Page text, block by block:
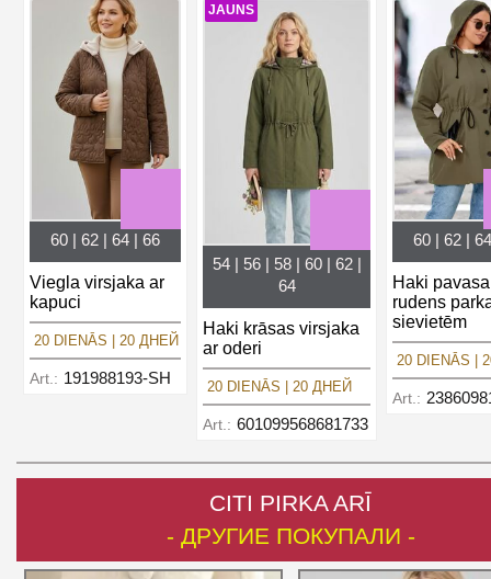
60 | 62 | 64 | 66
Viegla virsjaka ar
kapuci
20 DIENĀS | 20 ДНЕЙ
Art.: 191988193-SH
JAUNS
54 | 56 | 58 | 60 | 62 |
64
Haki krāsas virsjaka
ar oderi
20 DIENĀS | 20 ДНЕЙ
Art.: 601099568681733
60 | 62 |
Haki
rudens
sievietēm
20 DIENĀS |
Art.:
CITI PIRKA ARĪ
- ДРУГИЕ ПОКУПАЛИ -